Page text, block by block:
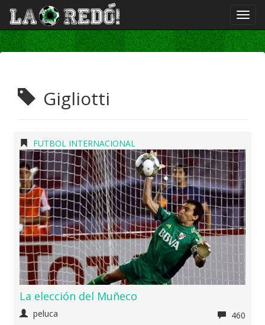
Gigliotti
FUTBOL INTERNACIONAL
La elección del Muñeco
peluca
460